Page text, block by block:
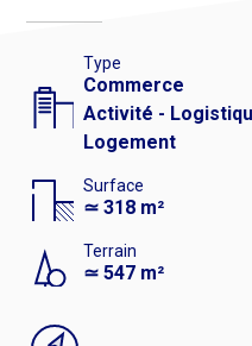
AmbazacType
Commerce
Activité -
Logement
Surface
≃ 318 m²
Terrain
≃ 547 m²